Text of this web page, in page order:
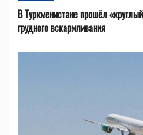
В Туркменистане прошёл
грудного вскармливания